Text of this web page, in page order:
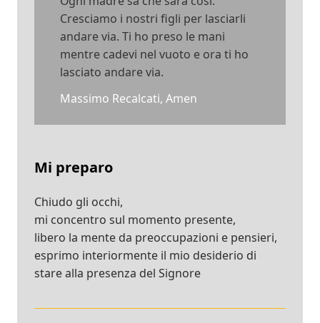
Cresciamo i nostri figli per lasciarli
andare via. Ti ho preso le mani
mentre cadevi nel vuoto e ora ti ho
lasciato andare via.
Massimo Recalcati, Amen
Mi preparo
Chiudo gli occhi,
mi concentro sul momento presente,
libero la mente da preoccupazioni e pensieri,
esprimo interiormente il mio desiderio di
stare alla presenza del Signore